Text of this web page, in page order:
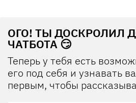
ОГО! ТЫ ДОСКРОЛИЛ
ЧАТБОТА 😏
Теперь у тебя есть
его под себя и узнавать
первым, чтобы